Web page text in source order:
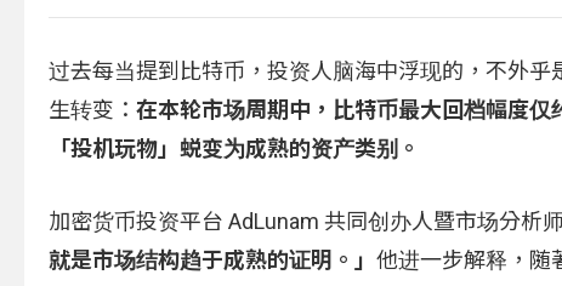
过去每当提到比特币，投资人脑海中浮现的，不外
生转变：在本轮市场周期中，比特币最大回档幅度
「投机玩物」蜕变为成熟的资产类别。
加密货币投资平台 AdLunam 共同创办人暨市场分析
就是市场结构趋于成熟的证明。」他进一步解释，随